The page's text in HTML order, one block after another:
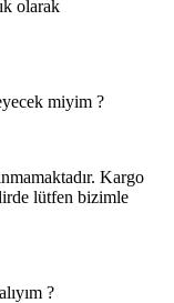
olarak
miyim ?
Kargo
lütfen bizimle
?